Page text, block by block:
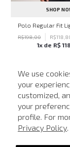
We use
your
customized,
your
profile. For
Privacy Policy.
SHOP
R$198,00 R$118
1x de R$ 118
NEWSLETTER
Cadastre seu e-